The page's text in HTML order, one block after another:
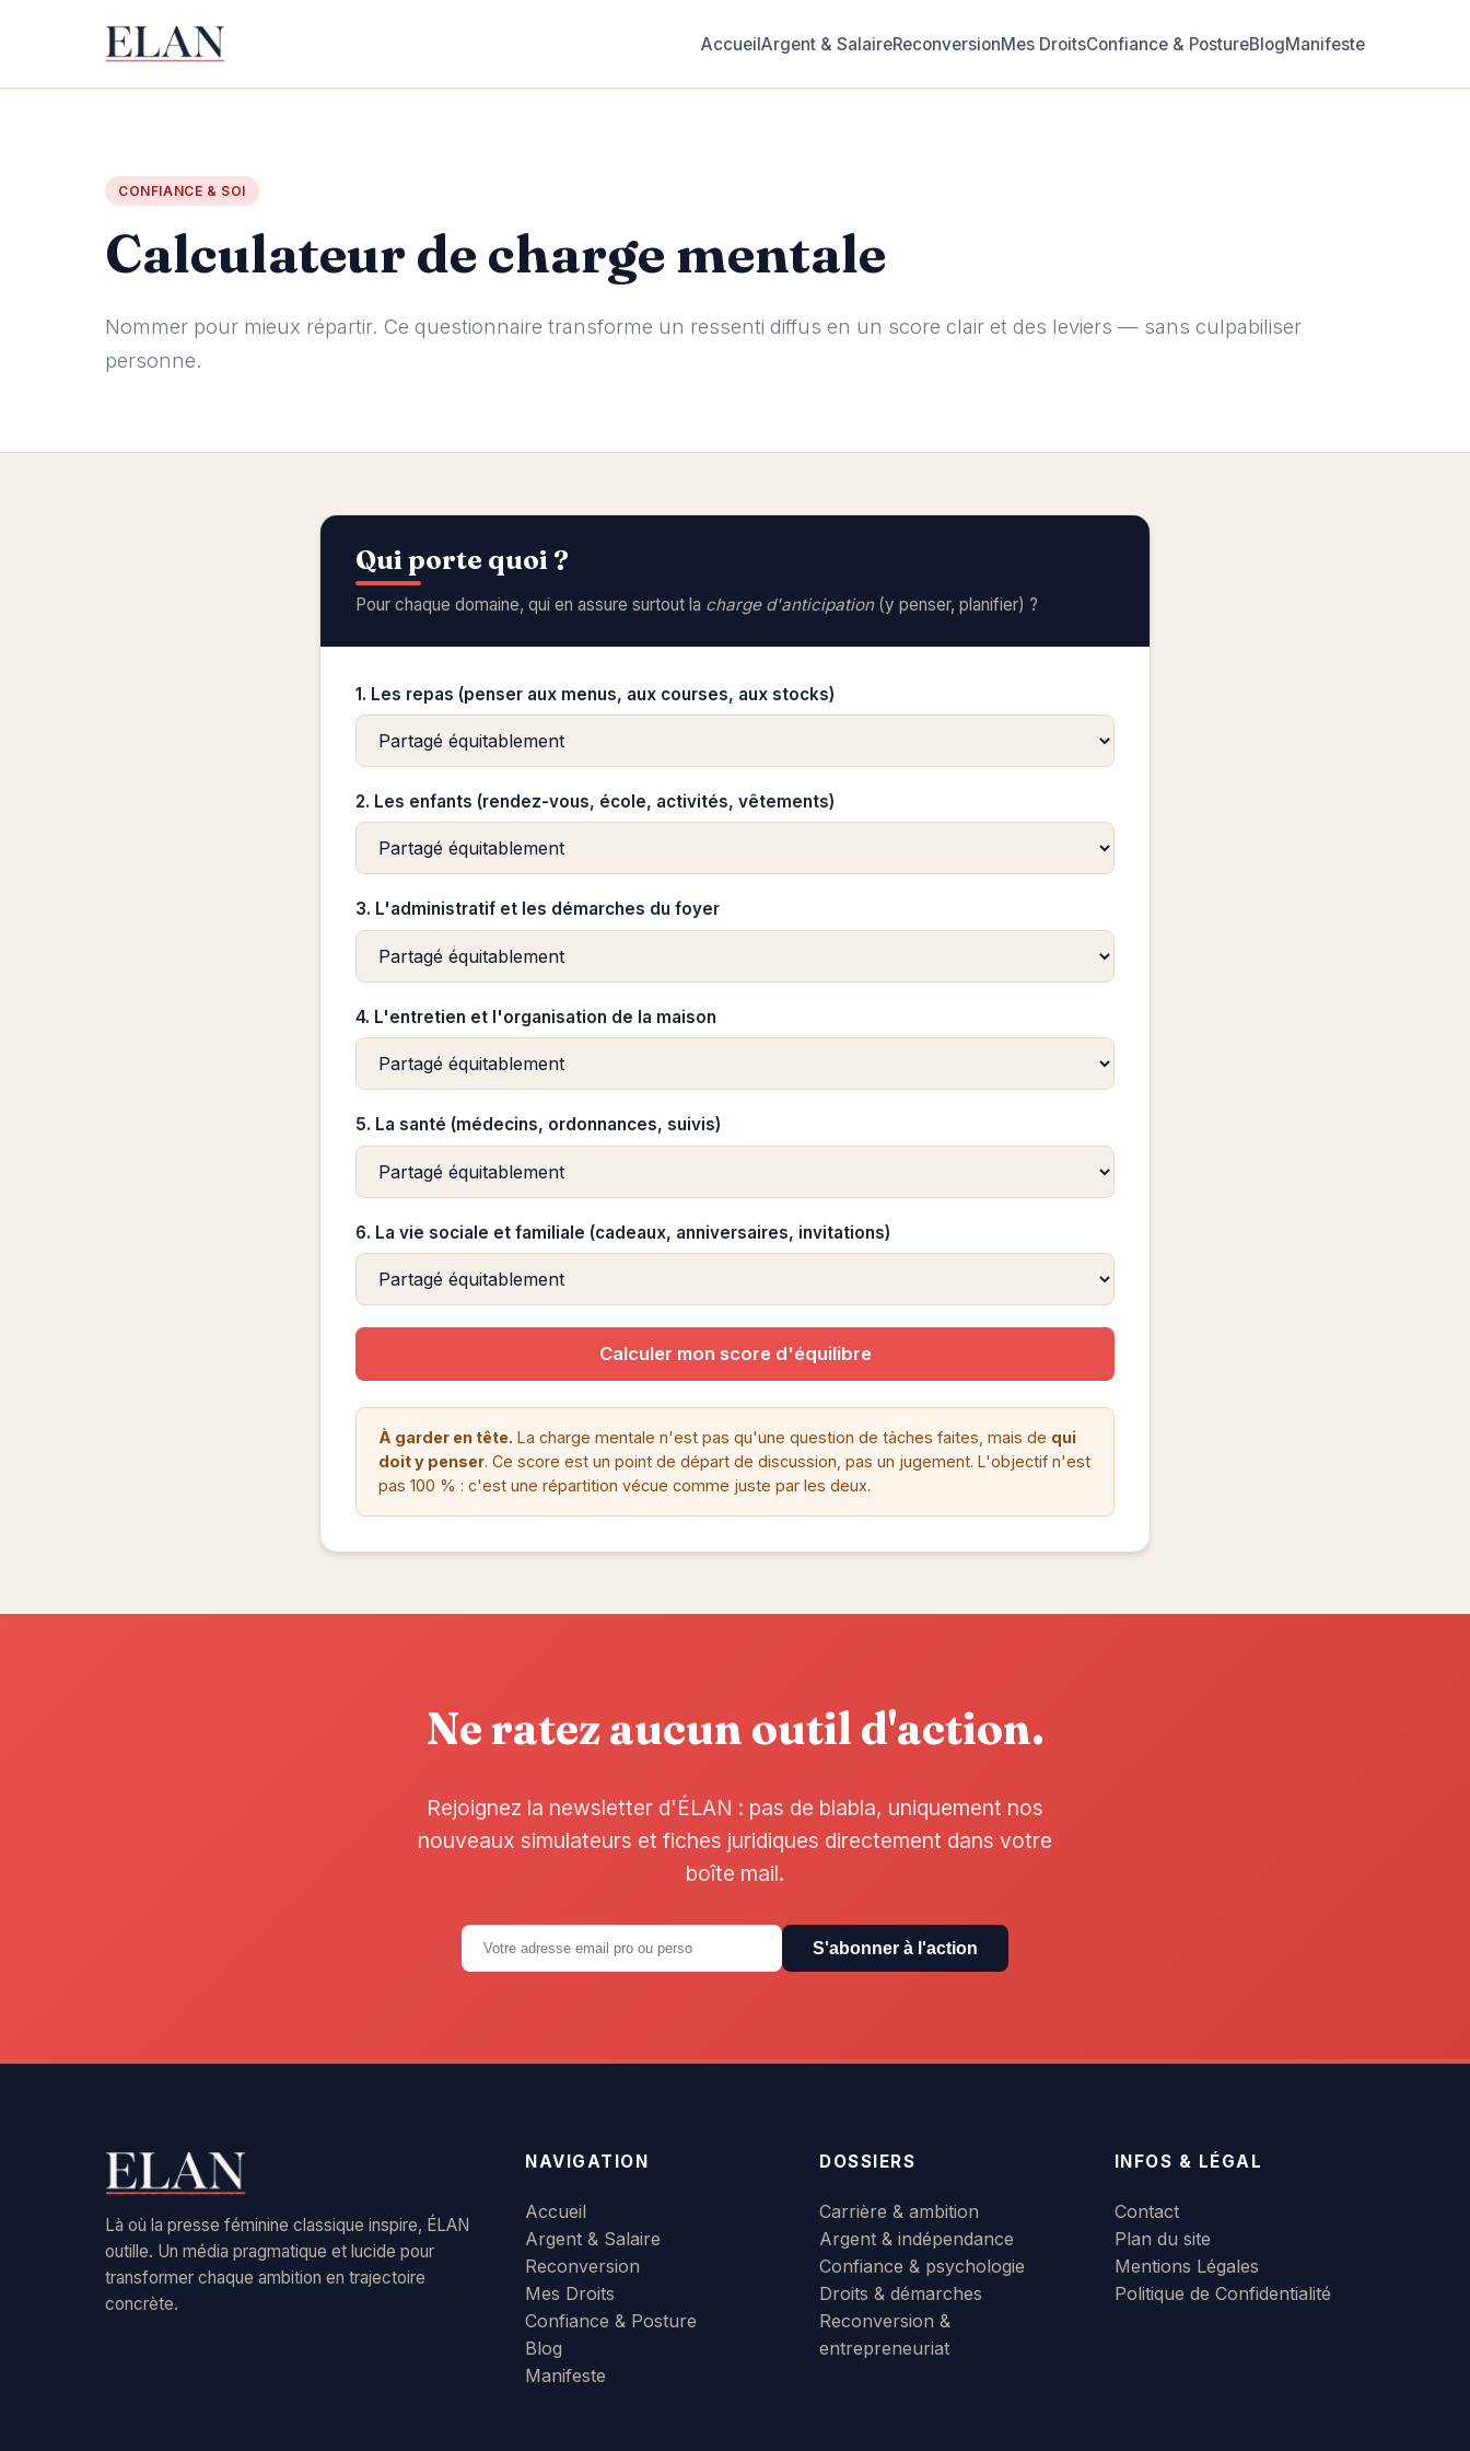
AccueilArgent & SalaireReconversionMes DroitsConfiance & PostureBlogManifeste
CONFIANCE & SOI
Calculateur de charge mentale
Nommer pour mieux répartir. Ce questionnaire transforme un ressenti diffus en un score clair et des leviers — sans culpabiliser
personne.
Qui porte quoi ?
Pour chaque domaine, qui en assure surtout la charge d'anticipation(y penser, planifier) ?
1. Les repas (penser aux menus, aux courses, aux stocks)
2. Les enfants (rendez-vous, école, activités, vêtements)
3. L'administratif et les démarches du foyer
4. L'entretien et l'organisation de la maison
5. La santé (médecins, ordonnances, suivis)
6. La vie sociale et familiale (cadeaux, anniversaires, invitations)
Calculer mon score d'équilibre
À garder en tête. La charge mentale n'est pas qu'une question de tâches faites, mais de qui
doit y penser. Ce score est un point de départ de discussion, pas un jugement. L'objectif n'est
pas 100 % : c'est une répartition vécue comme juste par les deux.
Ne ratez aucun outil d'action.
Rejoignez la newsletter d'ÉLAN : pas de blabla, uniquement nos
nouveaux simulateurs et fiches juridiques directement dans votre
boîte mail.
S'abonner à l'action
Là où la presse féminine classique inspire, ÉLAN
outille. Un média pragmatique et lucide pour
transformer chaque ambition en trajectoire
concrète.
NAVIGATION
Accueil
Argent & Salaire
Reconversion
Mes Droits
Confiance & Posture
Blog
Manifeste
DOSSIERS
Carrière & ambition
Argent & indépendance
Confiance & psychologie
Droits & démarches
Reconversion &
entrepreneuriat
INFOS & LÉGAL
Contact
Plan du site
Mentions Légales
Politique de Confidentialité